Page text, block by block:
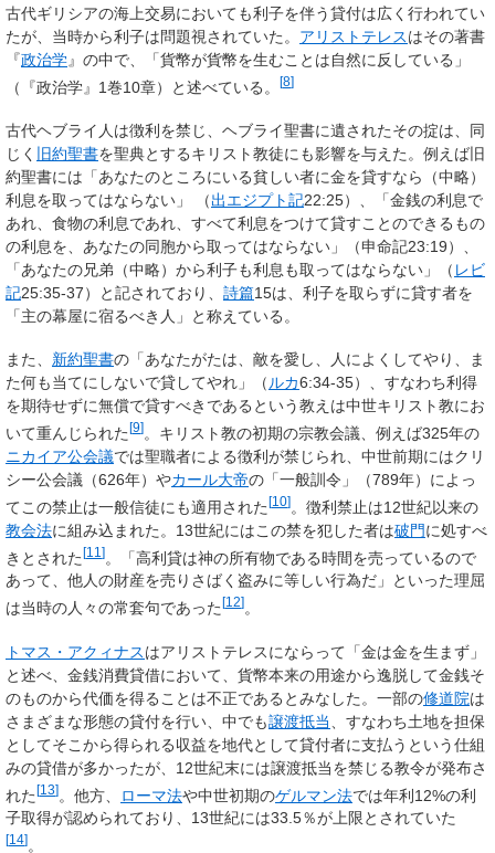
古代ギリシアの海上交易においても利子を伴う貸付は広く行われてい
たが、当時から利子は問題視されていた。 アリストテレスはその著書
『政治学』の中で、「貨幣が貨幣を生むことは自然に反している」
（『政治学』1巻10章）と述べている。
[8]
古代ヘブライ人は徴利を禁じ、ヘブライ聖書に遺されたその掟は、同
じく
旧約聖書を聖典とするキリスト教徒にも影響を与えた。例えば旧
約聖書には「あなたのところにいる貧しい者に金を貸すなら（中略）
利息を取ってはならない」 （出エジプト記22:25）、「金銭の利息で
あれ、食物の利息であれ、すべて利息をつけて貸すことのできるもの
の利息を、あなたの同胞から取ってはならない」（申命記23:19）、
「あなたの兄弟（中略）から利子も利息も取ってはならない」（ レビ
記25:35-37）と記されており、 詩篇15は、利子を取らずに貸す者を
「主の幕屋に宿るべき人」と称えている。
また、 新約聖書の「あなたがたは、敵を愛し、人によくしてやり、ま
た何も当てにしないで貸してやれ」（ルカ6:34-35）、すなわち利得
を期待せずに無償で貸すべきであるという教えは中世キリスト教にお
いて重んじられた [9] 。キリスト教の初期の宗教会議、例えば325年の
ニカイア公会議では聖職者による徴利が禁じられ、中世前期にはクリ
シー公会議（626年）やカール大帝の「一般訓令」（789年）によっ
てこの禁止は一般信徒にも適用された[10]。徴利禁止は12世紀以来の
教会法に組み込まれた。13世紀にはこの禁を犯した者は破門に処すべ
きとされた[11 ]。「高利貸は神の所有物である時間を売っているので
あって、他人の財産を売りさばく盗みに等しい行為だ」といった理屈
は当時の人々の常套句であった [12] 。
トマス・アクィナスはアリストテレスにならって「金は金を生まず」
と述べ、金銭消費貸借において、貨幣本来の用途から逸脱して金銭そ
のものから代価を得ることは不正であるとみなした。一部の修道院は
さまざまな形態の貸付を行い、中でも譲渡抵当
、すなわち土地を担保
としてそこから得られる収益を地代として貸付者に支払うという仕組
みの貸借が多かったが、12世紀末には譲渡抵当を禁じる教令が発布さ
れた[13]。他方、 ローマ法や中世初期のゲルマン法では年利12%の利
子取得が認められており、13世紀には33.5％が上限とされていた
[14] 。